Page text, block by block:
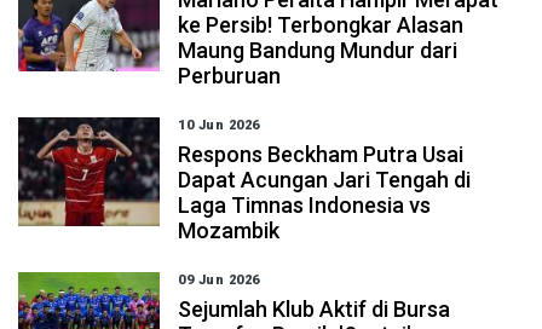
ke Persib! Terbongkar Alasan
Maung Bandung Mundur dari
Perburuan
10 Jun 2026
Respons Beckham Putra Usai
Dapat Acungan Jari Tengah di
Laga Timnas Indonesia vs
Mozambik
09 Jun 2026
Sejumlah Klub Aktif di Bursa